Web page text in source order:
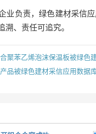
业负责，绿色建材采信
溯、责任可追究。
聚苯乙烯泡沫保温板被绿色
品被绿色建材采信应用数据